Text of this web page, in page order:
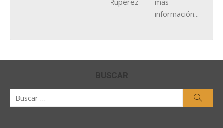
más
información...
BUSCAR